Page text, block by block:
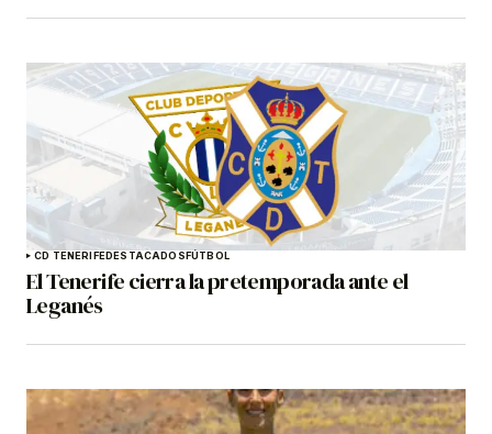
CD TENERIFEDESTACADOSFÚTBOL
El Tenerife cierra la pretemporada ante el
Leganés